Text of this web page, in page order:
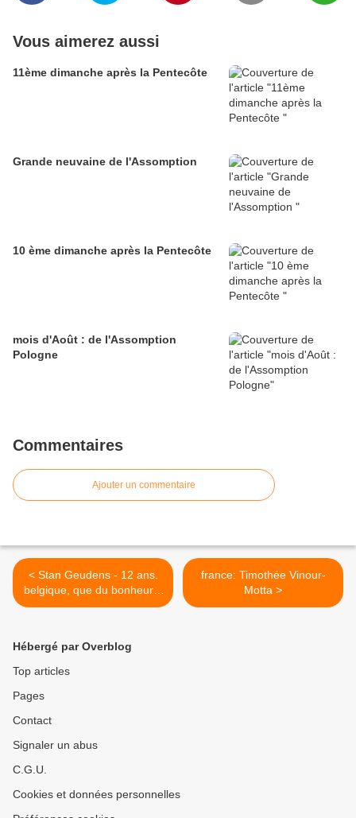
Vous aimerez aussi
11ème dimanche après la Pentecôte
Grande neuvaine de l'Assomption
10 ème dimanche après la Pentecôte
mois d'Août : de l'Assomption
Pologne
Commentaires
Ajouter un commentaire
< Stan Geudens - 12 ans.
belgique, que du bonheur. !
splendide.
france: Timothée Vinour-
Motta >
Hébergé par Overblog
Top articles
Pages
Contact
Signaler un abus
C.G.U.
Cookies et données personnelles